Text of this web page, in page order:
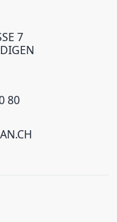
7
80